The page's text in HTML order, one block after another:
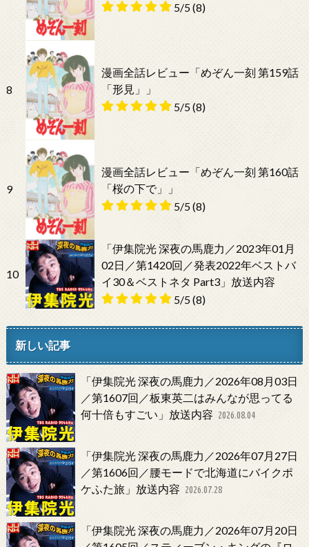
5/5(8)
8
漫画全話レビュー「めぞん一刻 第159話
「形見」」
5/5(8)
9
漫画全話レビュー「めぞん一刻 第160話
「桜の下で」」
5/5(8)
10
「伊集院光 深夜の馬鹿力／2023年01月
02日／第1420回／発表2022年ベストバ
イ30＆ベストネタ Part3」放送内容
5/5(8)
新しい記事
「伊集院光 深夜の馬鹿力／2026年08月03日
／第1607回／板東英二はみんなが思ってる
何十倍もすごい」放送内容 2026.08.04
「伊集院光 深夜の馬鹿力／2026年07月27日
／第1606回／腰モードで北海道にバイクポ
ケふた旅」放送内容 2026.07.28
「伊集院光 深夜の馬鹿力／2026年07月20日